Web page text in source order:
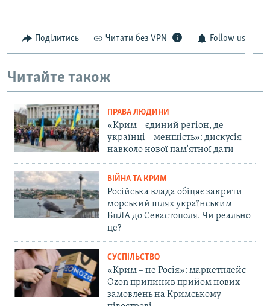
Поділитись Читати без VPN Follow us
Читайте також
ПРАВА ЛЮДИНИ
«Крим – єдиний регіон, де
українці – меншість»: дискусія
навколо нової пам'ятної дати
ВІЙНА ТА КРИМ
Російська влада обіцяє закрити
морський шлях українським
БпЛА до Севастополя. Чи реально
це?
СУСПІЛЬСТВО
«Крим – не Росія»: маркетплейс
Ozon припинив прийом нових
замовлень на Кримському